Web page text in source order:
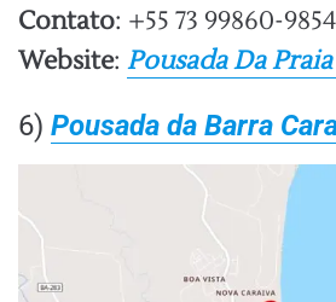
Contato: +55 73 99860-9854
Website: Pousada Da
6) Pousada da Barra